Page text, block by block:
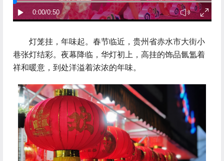
灯笼挂，年味起。春节临近，贵州省赤水市大街小
巷张灯结彩。夜幕降临，华灯初上，高挂的饰品氤氲着
祥和暖意，到处洋溢着浓浓的年味。